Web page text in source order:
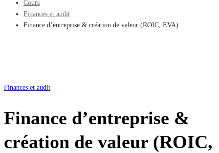
Cours
Finances et audit
Finance d’entreprise & création de valeur (ROIC, EVA)
Finances et audit
Finance d’entreprise &
création de valeur (ROIC,